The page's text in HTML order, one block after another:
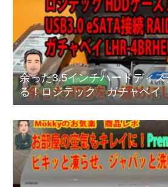
余った3.5インチハードディ
る！ロジテック ガチャベイ
タイプ LHR-4BRHEU3